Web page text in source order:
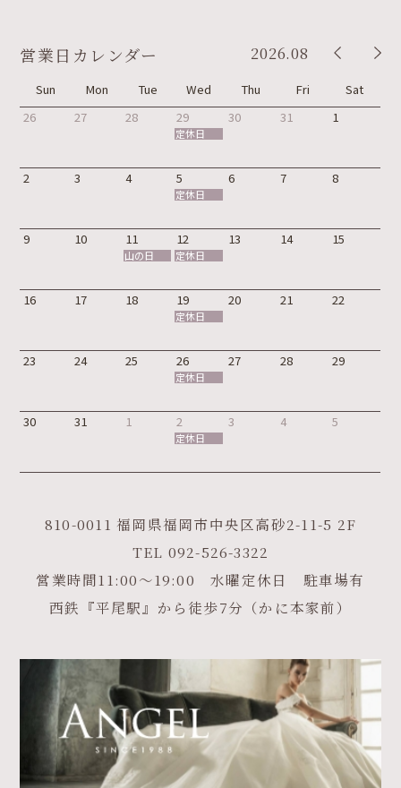
営業日カレンダー 2026.08
Sun Mon Tue Wed Thu Fri
Sat
26
27 28 29
定休日
30 31 1
2 3 4 5
定休日
6 7 8
9 10 11
山の日
12
定休日
13 14 15
16 17 18 19
定休日
20 21 22
23 24 25 26
定休日
27 28 29
30 31 1 2
定休日
3 4 5
810-0011 福岡県福岡市中央区高砂2-11-5 2F
TEL 092-526-3322
営業時間11:00～19:00 水曜定休日 駐車場有
西鉄『平尾駅』から徒歩7分（かに本家前）